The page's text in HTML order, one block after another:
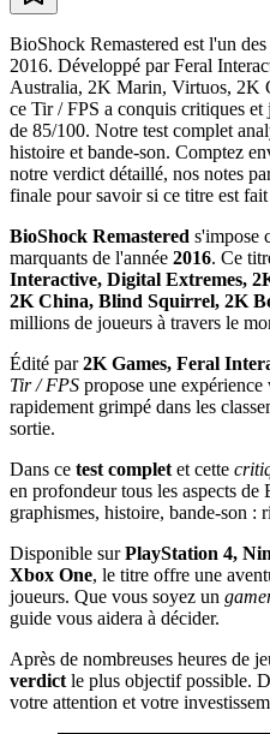
BioShock Remastered est l'un
2016. Développé par Feral
Australia, 2K Marin, Virtuos, 2K
ce Tir / FPS a conquis critiques
de 85/100. Notre test complet
histoire et bande-son. Comptez
notre verdict détaillé, nos notes
finale pour savoir si ce titre est
BioShock Remastered s'impose
marquants de l'année 2016. Ce
Interactive, Digital Extremes,
2K China, Blind Squirrel, 2K
millions de joueurs à travers le
Édité par2K Games, Feral
Tir / FPS propose une
rapidement grimpé dans les
sortie.
Dans ce test complet et cette
en profondeur tous les aspects
graphismes, histoire, bande-son :
Disponible surPlayStation 4,
Xbox One, le titre offre une
joueurs. Que vous soyez un
guide vous aidera à décider.
Après de nombreuses heures de
verdict le plus objectif possible.
votre attention et votre